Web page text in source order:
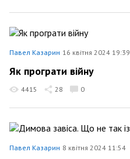
Павел Казарин 16 квітня 2024 19:39
Як програти війну
4415 28 0
Павел Казарин 8 квітня 2024 11:54